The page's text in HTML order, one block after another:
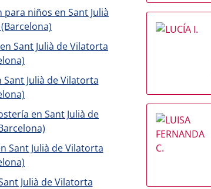
niños en Sant Julià
Sant Julià de Vilatorta
Julià de Vilatorta
en Sant Julià de
Sant Julià de Vilatorta
Julià de Vilatorta